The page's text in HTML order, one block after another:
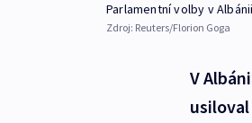
Parlamentní volby v Albánii
Zdroj: Reuters/Florion Goga
V